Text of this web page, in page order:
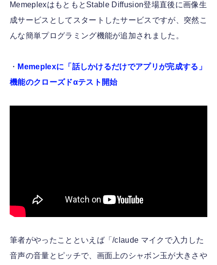
MemeplexはもともとStable Diffusion登場直後に画像生
成サービスとしてスタートしたサービスですが、突然こ
んな簡単プログラミング機能が追加されました。
・ Memeplexに「話しかけるだけでアプリが完成する」
機能のクローズドαテスト開始
筆者がやったことといえば「/claude マイクで入力した
音声の音量とピッチで、画面上のシャボン玉が大きさや